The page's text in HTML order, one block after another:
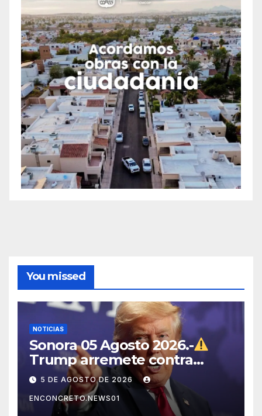
You missed
NOTICIAS
Sonora 05 Agosto 2026.-
Trump arremete contra
México, Canadá y otras
potencias por supuestos
abusos comerciales
5 DE AGOSTO DE 2026
ENCONCRETO.NEWS01